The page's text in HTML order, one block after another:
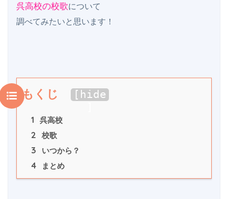
呉高校の校歌について
もくじ [ hide
1 呉高校
2 校歌
3 いつから？
4 まとめ